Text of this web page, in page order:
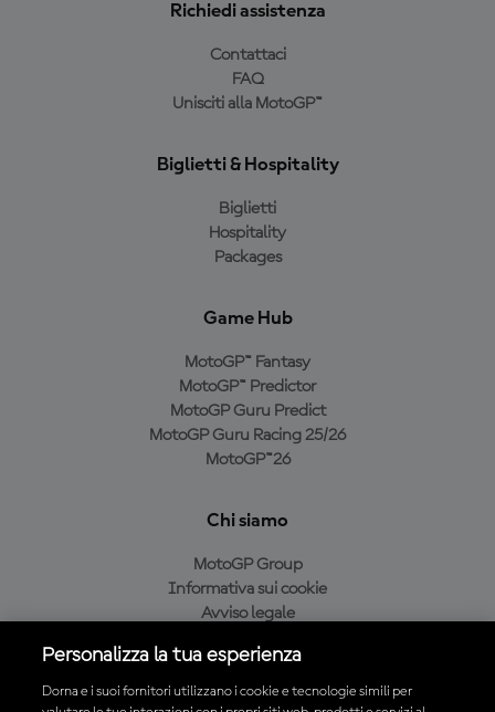
Richiedi assistenza
Contattaci
FAQ
Unisciti alla MotoGP™
Biglietti & Hospitality
Biglietti
Hospitality
Packages
Game Hub
MotoGP™ Fantasy
MotoGP™ Predictor
MotoGP Guru Predict
MotoGP Guru Racing 25/26
MotoGP™26
Chi siamo
MotoGP Group
Informativa sui cookie
Avviso legale
Condizioni di acquisto
Personalizza la tua esperienza
Dorna e i suoi fornitori utilizzano i cookie e tecnologie simili per